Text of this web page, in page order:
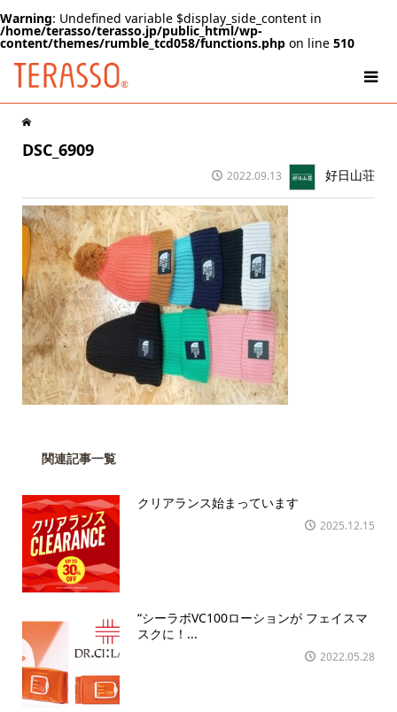
Warning: Undefined variable $display_side_content in
/home/terasso/terasso.jp/public_html/wp-
content/themes/rumble_tcd058/functions.php on line 510
DSC_6909
2022.09.13 好日山荘
関連記事一覧
クリアランス始まっています
2025.12.15
“シーラボVC100ローションが フェイスマ
スクに！...
2022.05.28